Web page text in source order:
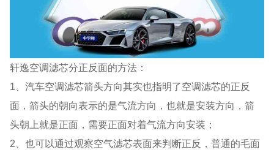
轩逸空调滤芯分正反面的方法：
1、汽车空调滤芯箭头方向其实也指明了空调滤芯的正反
面，箭头的朝向表示的是气流方向，也就是安装方向，箭
头朝上就是正面，需要正面对着气流方向安装；
2、也可以通过观察空气滤芯表面来判断正反，普通的毛面